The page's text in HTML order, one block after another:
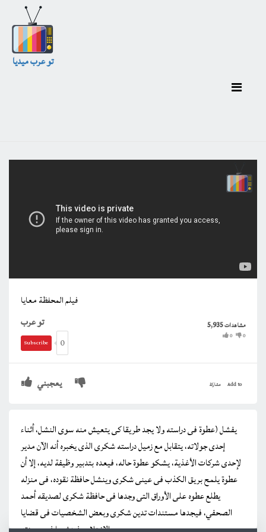
تو عرب ميديا
فيلم المحفظة معايا
تو عرب
Subscribe 0
5,935مشاهدات
0 0
يعجبني Add to مشاركة
يفشل (عطوة فى دراسته ولا يجد طريقا كى يتعيش منه سوى النشل، أثناء
إحدى جولاته، يتقابل مع زميل دراسته شكرى الذى يخبره أنه الآن مدير
لإحدى شركات الأغذية، يشكو عطوة حاله، فيعده بتدبير وظيفة لديه، إلا أن
عطوة يلمح بريق الكذب فى عينى شكرى وينشل حافظة نقوده، فى منزله
يطلع عطوه على الأوراق التى وجدها فى حافظة شكرى لصديقه أحمد
الصحفي، فيجدها مستندات تدين شكرى وبعض الشخصيات فى قضايا